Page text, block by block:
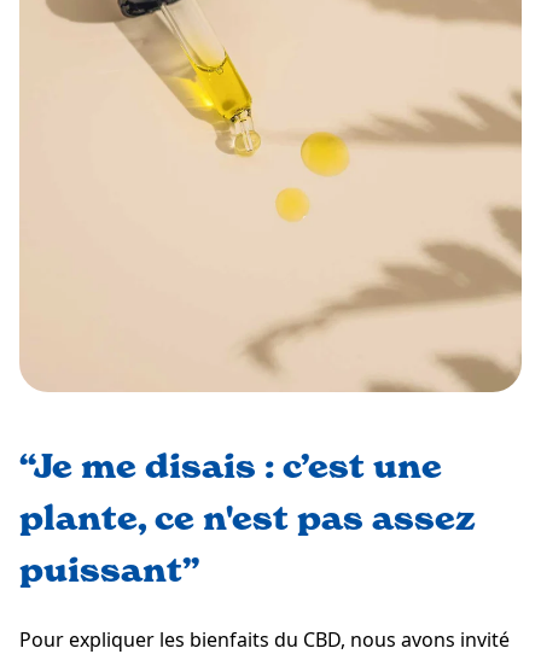
“Je me disais : c’est une
plante, ce n'est pas assez
puissant”
Pour expliquer les bienfaits du CBD, nous avons invité